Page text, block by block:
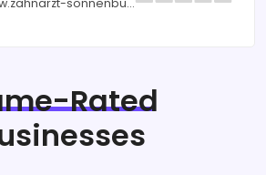
https://www.zahnarzt-sonnenbuehl.de
Rated